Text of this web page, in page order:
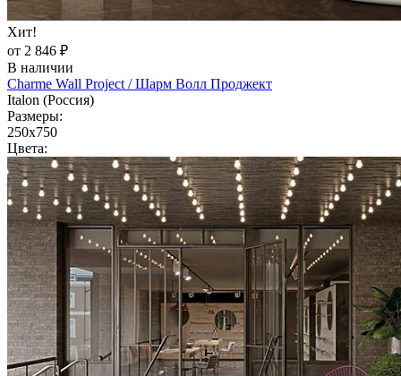
Хит!
от 2 846 ₽
В наличии
Charme Wall Project / Шарм Волл Проджект
Italon (Россия)
Размеры:
250x750
Цвета: